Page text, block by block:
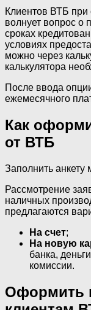
Клиентов ВТБ
волнует вопрос о
сроках
условиях
можно через
калькулятора
После ввода
ежемесячного
Как
от ВТБ
Заполнить
Рассмотрение
наличных
предлагаются
На счет;
На новую
банка,
комиссии.
Оформить